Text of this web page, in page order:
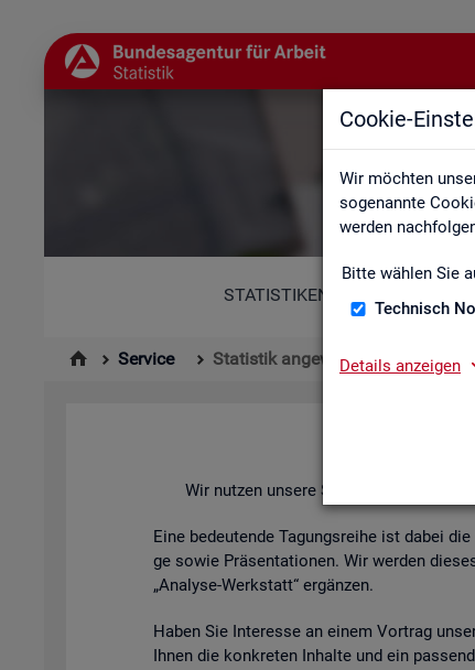
Cookie-
Wir möchten
sogenannte
werden
Bitte wählen Sie
Technisch
Details anzeigen
STATISTIKEN
Service Statistik angewendet
Wir nut­zen un­se­re Sta­tis­ti­ken zur
Eine be­deu­ten­de Ta­gungs­rei­he ist dabei
ge sowie Prä­sen­ta­tio­nen. Wir wer­den
„Ana­ly­se-Werk­statt“ er­gän­zen.
Haben Sie In­ter­es­se an einem Vor­trag
Ihnen die kon­kre­ten In­hal­te und ein